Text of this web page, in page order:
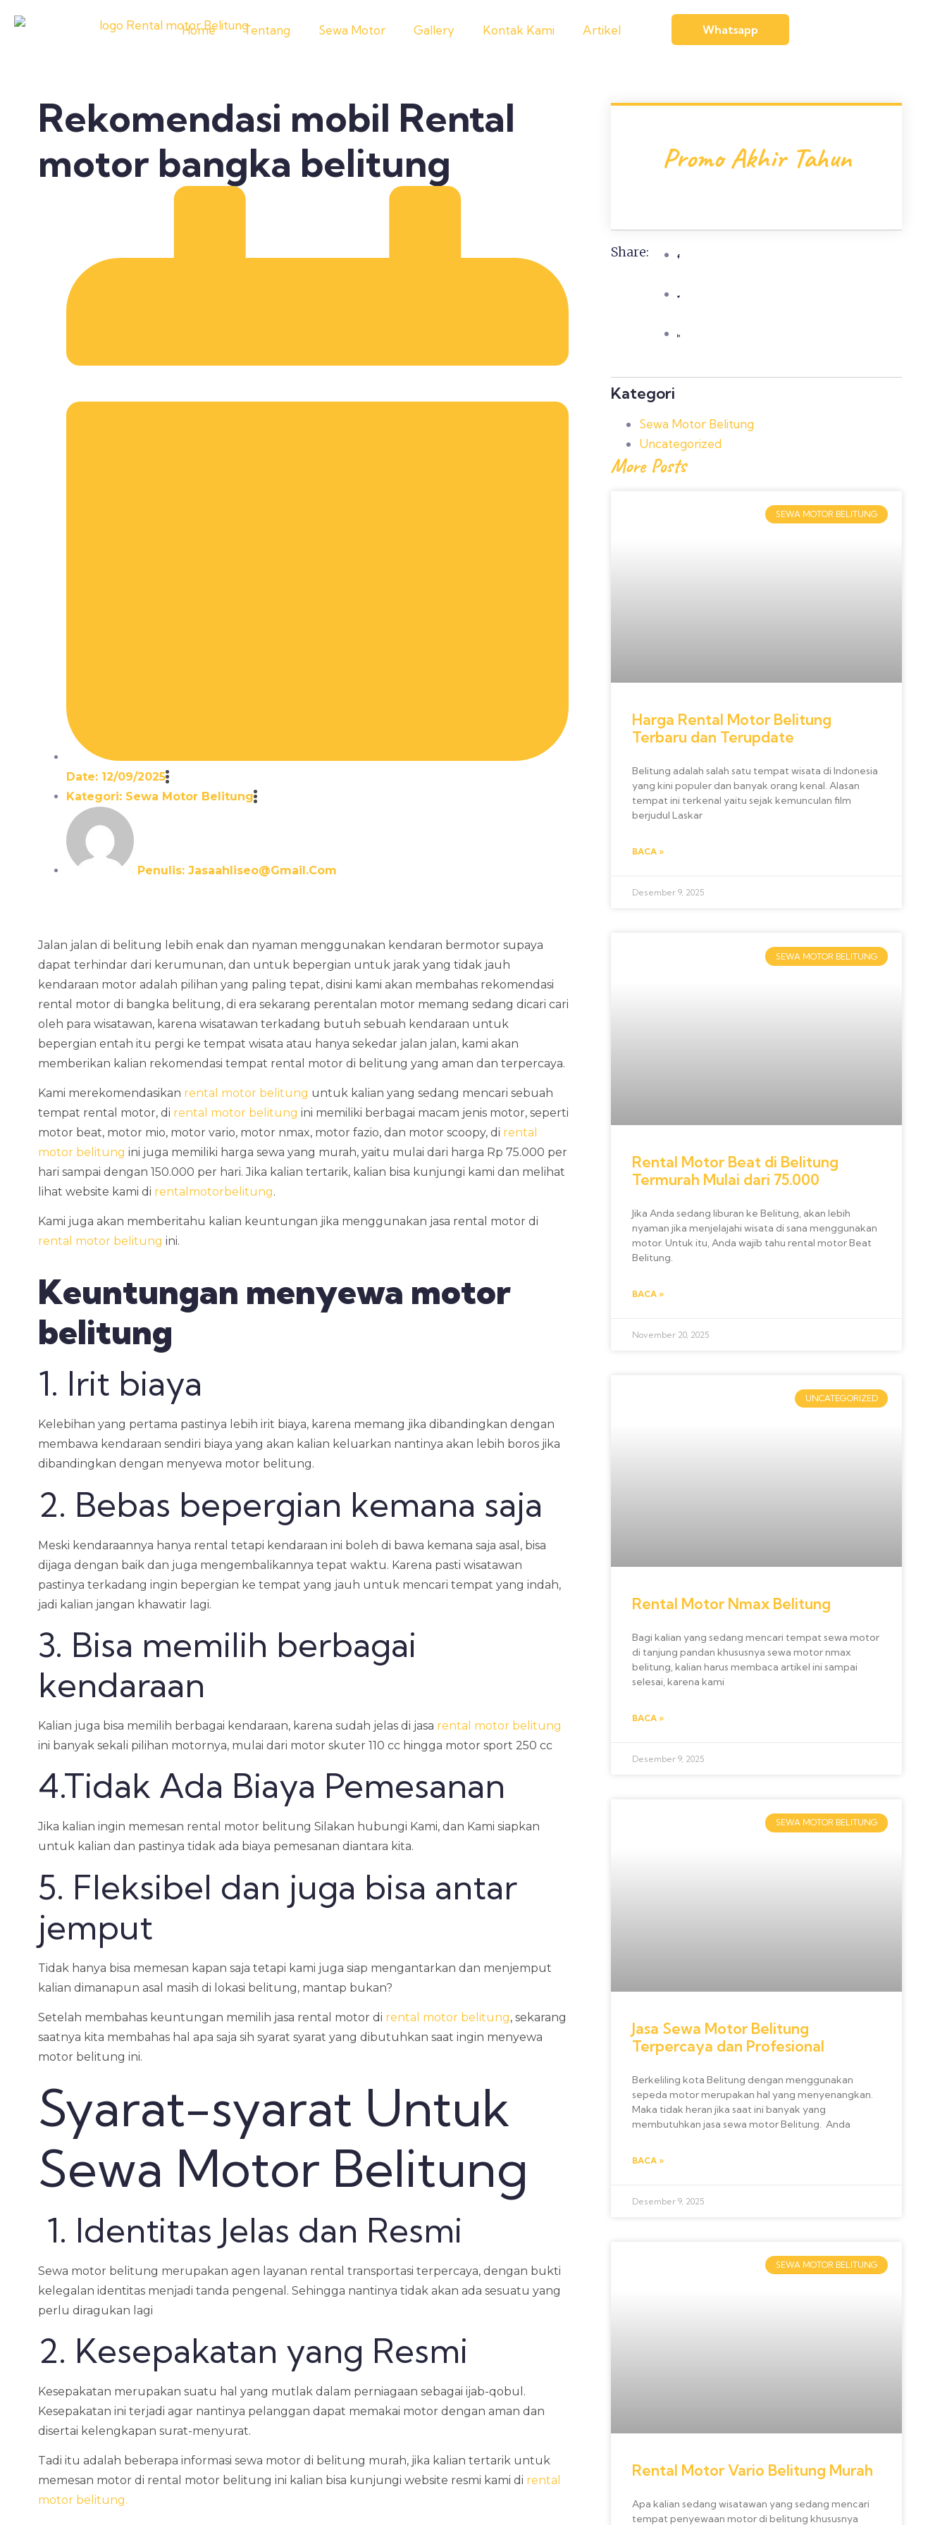
Home Tentang Sewa Motor Gallery Kontak Kami Artikel Whatsapp
Rekomendasi mobil Rental
motor bangka belitung
Date: 12/09/2025
Kategori: Sewa Motor Belitung
Penulis:Jasaahliseo@gmail.com
Jalan jalan di belitung lebih enak dan nyaman menggunakan kendaran bermotor supaya
dapat terhindar dari kerumunan, dan untuk bepergian untuk jarak yang tidak jauh
kendaraan motor adalah pilihan yang paling tepat, disini kami akan membahas rekomendasi
rental motor di bangka belitung, di era sekarang perentalan motor memang sedang dicari cari
oleh para wisatawan, karena wisatawan terkadang butuh sebuah kendaraan untuk
bepergian entah itu pergi ke tempat wisata atau hanya sekedar jalan jalan, kami akan
memberikan kalian rekomendasi tempat rental motor di belitung yang aman dan terpercaya.
Kami merekomendasikan rental motor belitung untuk kalian yang sedang mencari sebuah
tempat rental motor, di rental motor belitung ini memiliki berbagai macam jenis motor, seperti
motor beat, motor mio, motor vario, motor nmax, motor fazio, dan motor scoopy, di rental
motor belitung ini juga memiliki harga sewa yang murah, yaitu mulai dari harga Rp 75.000 per
hari sampai dengan 150.000 per hari. Jika kalian tertarik, kalian bisa kunjungi kami dan melihat
lihat website kami di rentalmotorbelitung.
Kami juga akan memberitahu kalian keuntungan jika menggunakan jasa rental motor di
rental motor belitung ini.
Keuntungan menyewa motor
belitung
1. Irit biaya
Kelebihan yang pertama pastinya lebih irit biaya, karena memang jika dibandingkan dengan
membawa kendaraan sendiri biaya yang akan kalian keluarkan nantinya akan lebih boros jika
dibandingkan dengan menyewa motor belitung.
2. Bebas bepergian kemana saja
Meski kendaraannya hanya rental tetapi kendaraan ini boleh di bawa kemana saja asal, bisa
dijaga dengan baik dan juga mengembalikannya tepat waktu. Karena pasti wisatawan
pastinya terkadang ingin bepergian ke tempat yang jauh untuk mencari tempat yang indah,
jadi kalian jangan khawatir lagi.
3. Bisa memilih berbagai
kendaraan
Kalian juga bisa memilih berbagai kendaraan, karena sudah jelas di jasa rental motor belitung
ini banyak sekali pilihan motornya, mulai dari motor skuter 110 cc hingga motor sport 250 cc
4.Tidak Ada Biaya Pemesanan
Jika kalian ingin memesan rental motor belitung Silakan hubungi Kami, dan Kami siapkan
untuk kalian dan pastinya tidak ada biaya pemesanan diantara kita.
5. Fleksibel dan juga bisa antar
jemput
Tidak hanya bisa memesan kapan saja tetapi kami juga siap mengantarkan dan menjemput
kalian dimanapun asal masih di lokasi belitung, mantap bukan?
Setelah membahas keuntungan memilih jasa rental motor di rental motor belitung, sekarang
saatnya kita membahas hal apa saja sih syarat syarat yang dibutuhkan saat ingin menyewa
motor belitung ini.
Syarat-syarat Untuk
Sewa Motor Belitung
1. Identitas Jelas dan Resmi
Sewa motor belitung merupakan agen layanan rental transportasi terpercaya, dengan bukti
kelegalan identitas menjadi tanda pengenal. Sehingga nantinya tidak akan ada sesuatu yang
perlu diragukan lagi
2. Kesepakatan yang Resmi
Kesepakatan merupakan suatu hal yang mutlak dalam perniagaan sebagai ijab-qobul.
Kesepakatan ini terjadi agar nantinya pelanggan dapat memakai motor dengan aman dan
disertai kelengkapan surat-menyurat.
Tadi itu adalah beberapa informasi sewa motor di belitung murah, jika kalian tertarik untuk
memesan motor di rental motor belitung ini kalian bisa kunjungi website resmi kami di rental
motor belitung.
Promo Akhir Tahun
Share:
Kategori
Sewa Motor Belitung
Uncategorized
More Posts
SEWA MOTOR BELITUNG
Harga Rental Motor Belitung
Terbaru dan Terupdate
Belitung adalah salah satu tempat wisata di Indonesia
yang kini populer dan banyak orang kenal. Alasan
tempat ini terkenal yaitu sejak kemunculan film
berjudul Laskar
BACA »
Desember 9, 2025
SEWA MOTOR BELITUNG
Rental Motor Beat di Belitung
Termurah Mulai dari 75.000
Jika Anda sedang liburan ke Belitung, akan lebih
nyaman jika menjelajahi wisata di sana menggunakan
motor. Untuk itu, Anda wajib tahu rental motor Beat
Belitung.
BACA »
November 20, 2025
UNCATEGORIZED
Rental Motor Nmax Belitung
Bagi kalian yang sedang mencari tempat sewa motor
di tanjung pandan khususnya sewa motor nmax
belitung, kalian harus membaca artikel ini sampai
selesai, karena kami
BACA »
Desember 9, 2025
SEWA MOTOR BELITUNG
Jasa Sewa Motor Belitung
Terpercaya dan Profesional
Berkeliling kota Belitung dengan menggunakan
sepeda motor merupakan hal yang menyenangkan.
Maka tidak heran jika saat ini banyak yang
membutuhkan jasa sewa motor Belitung. Anda
BACA »
Desember 9, 2025
SEWA MOTOR BELITUNG
Rental Motor Vario Belitung Murah
Apa kalian sedang wisatawan yang sedang mencari
tempat penyewaan motor di belitung khususnya